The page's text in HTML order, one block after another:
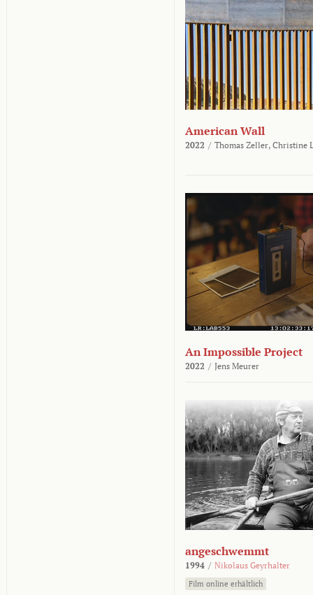
American Wall
2022 / Thomas Zeller, Christine
An Impossible Project
2022 / Jens Meurer
angeschwemmt
1994 / Nikolaus Geyrhalter
Film online erhältlich